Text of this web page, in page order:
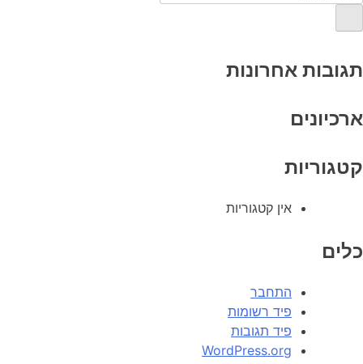
תגובות אחרונות
ארכיונים
קטגוריות
אין קטגוריות
כלים
התחבר
פיד רשומות
פיד תגובות
WordPress.org